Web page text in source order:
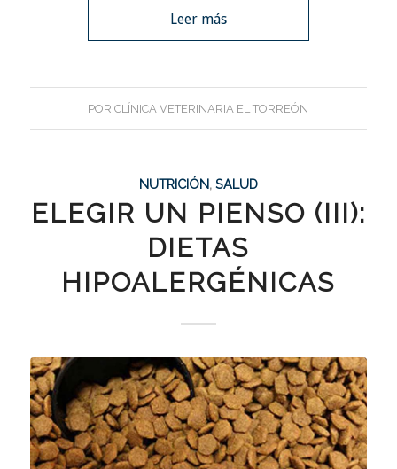
Leer más
PORCLÍNICA VETERINARIA EL TORREÓN
NUTRICIÓN, SALUD
ELEGIR UN PIENSO (III):
DIETAS
HIPOALERGÉNICAS